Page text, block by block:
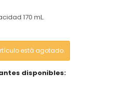
170 mL.
está agotado.
disponibles: